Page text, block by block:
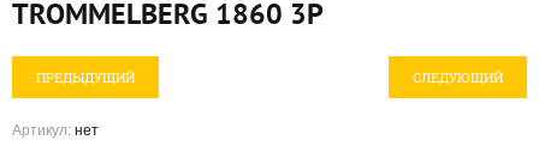
TROMMELBERG 1860 3P
ПРЕДЫДУЩИЙ СЛЕДУЮЩИЙ
Артикул: нет